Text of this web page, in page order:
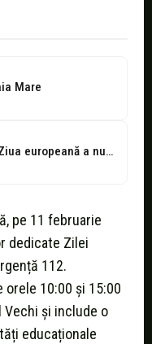
Mare
BAIA MARE: Manifestări de Ziua europeană a numărului de urgență 112
pe 11 februarie
dedicate Zilei
112.
10:00 și 15:00
și include o
educaționale